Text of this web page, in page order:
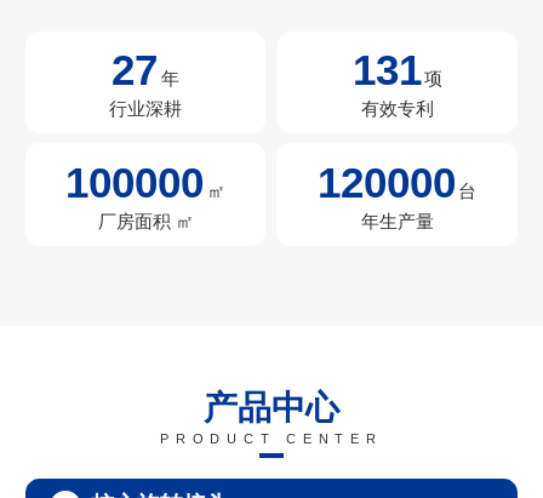
27 年
行业深耕
131项
有效专利
100000 ㎡
厂房面积 ㎡
120000 台
年生产量
产品中心
PRODUCT CENTER